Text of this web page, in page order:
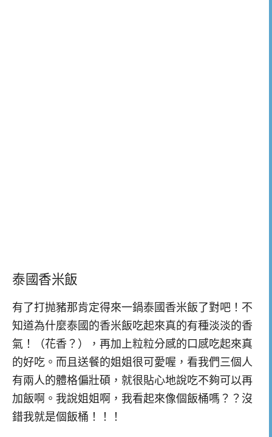
泰國香米飯
有了打抛豬那肯定得來一鍋泰國香米飯了對吧！不
知道為什麼泰國的香米飯吃起來真的有種淡淡的香
氣！（花香？），再加上粒粒分感的口感吃起來真
的好吃。而且送餐的姐姐很可愛喔，看我們三個人
有兩人的體格偏壯碩，就很貼心地說吃不夠可以再
加飯啊。我說姐姐啊，我看起來像個飯桶嗎？？沒
錯我就是個飯桶！！！